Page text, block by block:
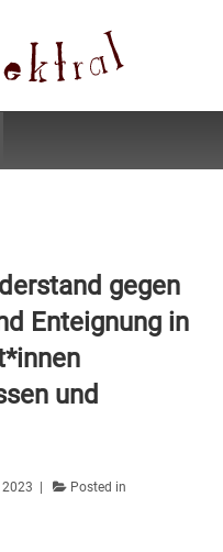
gegen
Enteignung in
und
2023 Posted in